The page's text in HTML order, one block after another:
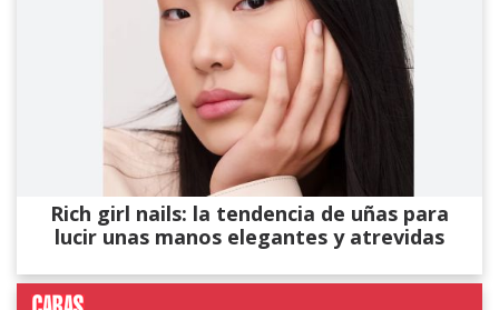
Rich girl nails: la tendencia de uñas para
lucir unas manos elegantes y atrevidas